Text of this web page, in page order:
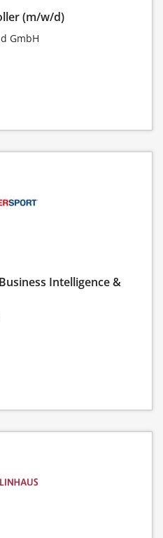
(m/w/d)
GmbH
Intelligence &